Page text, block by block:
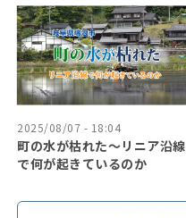
2025/08/07 - 18:04
町の水が枯れた～リニア沿線
で何が起きているのか